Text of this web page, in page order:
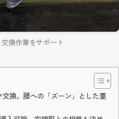
換作業をサポート
換。腰への「ズーン」とした重